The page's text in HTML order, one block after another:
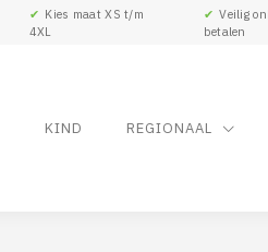
✔
Kies maat XS t/m
4XL
✔ Veilig
betalen
KIND REGIONAAL